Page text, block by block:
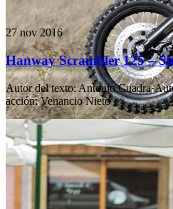
27 nov 2016
Hanway Scrambler 125 –
Autor del texto:Antonio Cuadra·
acción: Venancio Nieto